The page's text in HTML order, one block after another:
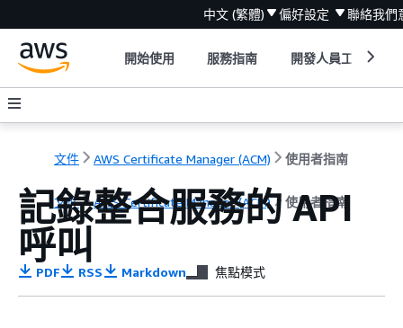
中文 (繁體) 偏好設定 聯絡我們
開始使用 服務指南 開發人員工具
文件 AWS Certificate Manager (ACM) 使用者指南
文件 AWS Certificate Manager (ACM) 使用者指南
記錄整合服務的 API
呼叫
PDF RSS Markdown 焦點模式